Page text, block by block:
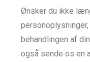
Ønsker du ikke
behandlingen af
også sende os en